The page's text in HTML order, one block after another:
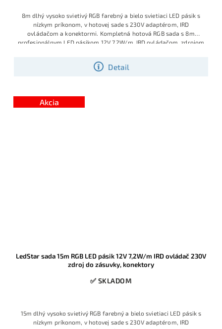
Detail
8m dlhý vysoko svietivý RGB farebný a bielo svietiaci LED pásik s
nízkym príkonom, v hotovej sade s 230V adaptérom, IRD
ovládačom a konektormi. Kompletná hotová RGB sada s 8m
profesionálnym LED pásikom 12V 7,2W/m, IRD ovládačom, zdrojom
dĺžku na mieru, dodávanú ako plne zapojený komplet, takže ju bez
problémov nainštaluje aj laik bez spájkovania a bez dokupovania
sady v tomto prevedení.
Akcia
LedStar sada 15m RGB LED pásik 12V 7,2W/m IRD ovládač 230V
zdroj do zásuvky, konektory
✅ SKLADOM
15m dlhý vysoko svietivý RGB farebný a bielo svietiaci LED pásik s
nízkym príkonom, v hotovej sade s 230V adaptérom, IRD